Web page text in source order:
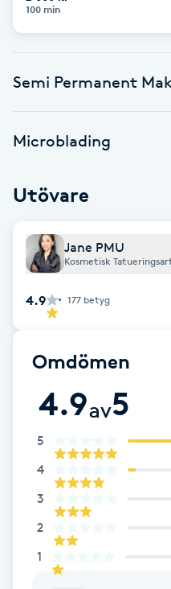
Brynformning
Brynfärgning
Celluliter
Coachning
Damklippning
Dermapen
Diamantslipning
100 min
Semi Permanent
Microblading
Utövare
Jane PMU
Kosmetisk
4.9 177 betyg
Omdömen
4.9av5
5
4
3
2
1